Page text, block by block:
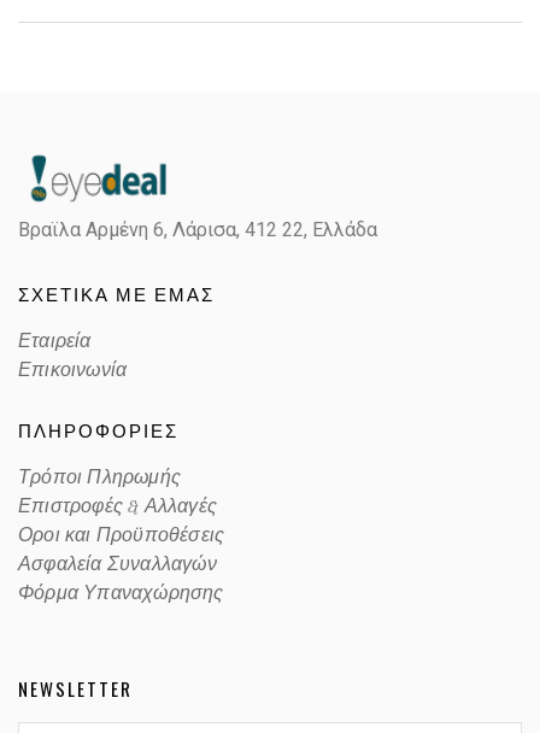
Color
Lens Color MIRROR PRIZM GOLD PINK
Color code
Βραϊλα Αρμένη 6, Λάρισα, 412 22, Ελλάδα
ΣΧΕΤΙΚΑ ΜΕ ΕΜΑΣ
Εταιρεία
Επικοινωνία
ΠΛΗΡΟΦΟΡΙΕΣ
Τρόποι Πληρωμής
Επιστροφές & Αλλαγές
Οροι και Προϋποθέσεις
Ασφαλεία Συναλλαγών
Φόρμα Υπαναχώρησης
NEWSLETTER